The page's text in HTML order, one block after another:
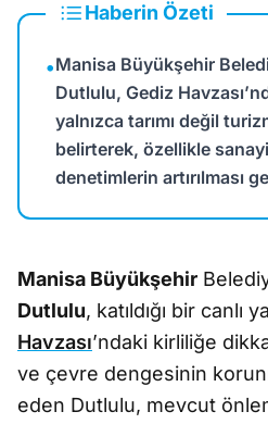
Haberin Özeti
•Manisa Büyükşehir
Dutlulu, Gediz
yalnızca tarımı değil
belirterek, özellikle
denetimlerin artırılması
Manisa Büyükşehir
Dutlulu, katıldığı bir canlı
Havzası’ndaki kirliliğe
ve çevre dengesinin
eden Dutlulu, mevcut